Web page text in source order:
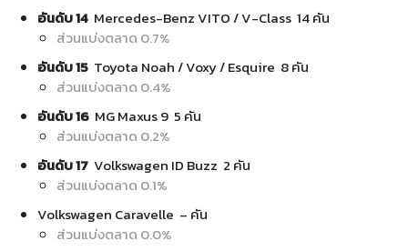
อันดับ 14 Mercedes-Benz VITO / V-Class 14 คัน
ส่วนแบ่งตลาด 0.7%
อันดับ 15 Toyota Noah / Voxy / Esquire 8 คัน
ส่วนแบ่งตลาด 0.4%
อันดับ 16 MG Maxus 9 5 คัน
ส่วนแบ่งตลาด 0.2%
อันดับ 17 Volkswagen ID Buzz 2 คัน
ส่วนแบ่งตลาด 0.1%
Volkswagen Caravelle – คัน
ส่วนแบ่งตลาด 0.0%